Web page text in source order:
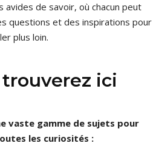
avides de savoir, où chacun peut
questions et des inspirations pour
plus loin.
ici
vaste gamme de sujets pour
les curiosités :